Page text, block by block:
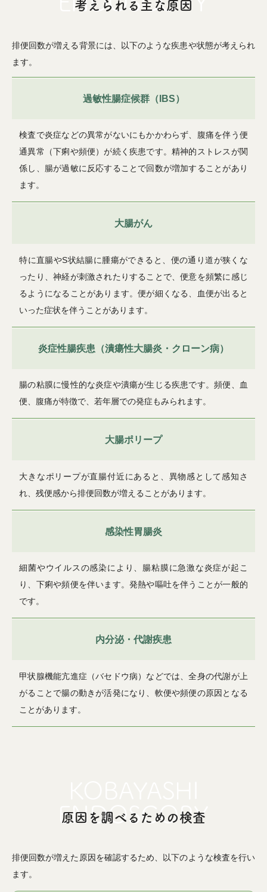
考えられる主な原因
排便回数が増える背景には、以下のような疾患や状態が考えられ
ます。
過敏性腸症候群（IBS）
検査で炎症などの異常がないにもかかわらず、腹痛を伴う便
通異常（下痢や頻便）が続く疾患です。精神的ストレスが関
係し、腸が過敏に反応することで回数が増加することがあり
ます。
大腸がん
特に直腸やS状結腸に腫瘍ができると、便の通り道が狭くな
ったり、神経が刺激されたりすることで、便意を頻繁に感じ
るようになることがあります。便が細くなる、血便が出ると
いった症状を伴うことがあります。
炎症性腸疾患（潰瘍性大腸炎・クローン病）
腸の粘膜に慢性的な炎症や潰瘍が生じる疾患です。頻便、血
便、腹痛が特徴で、若年層での発症もみられます。
大腸ポリープ
大きなポリープが直腸付近にあると、異物感として感知さ
れ、残便感から排便回数が増えることがあります。
感染性胃腸炎
細菌やウイルスの感染により、腸粘膜に急激な炎症が起こ
り、下痢や頻便を伴います。発熱や嘔吐を伴うことが一般的
です。
内分泌・代謝疾患
甲状腺機能亢進症（バセドウ病）などでは、全身の代謝が上
がることで腸の動きが活発になり、軟便や頻便の原因となる
ことがあります。
原因を調べるための検査
排便回数が増えた原因を確認するため、以下のような検査を行い
ます。